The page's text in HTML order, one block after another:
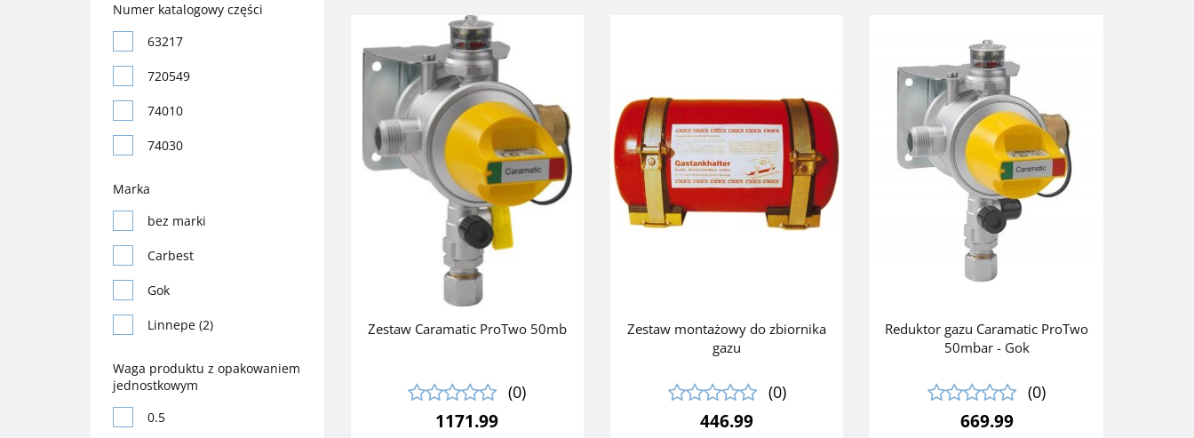
Numer katalogowy części
63217
720549
74010
74030
740333
740343
75017
75089
75354
75515
Marka
bez marki
Carbest
Gok
Linnepe (2)
Reimo
Reimo (2)
Waga produktu z opakowaniem
jednostkowym
0.5
Zestaw Caramatic ProTwo 50mb
(0)
1171.99
Zestaw montażowy do zbiornika
gazu
(0)
446.99
Reduktor gazu Caramatic ProTwo
50mbar - Gok
(0)
669.99